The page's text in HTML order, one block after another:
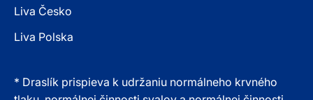
Liva Česko
Liva Polska
* Draslík prispieva k udržaniu normálneho krvného